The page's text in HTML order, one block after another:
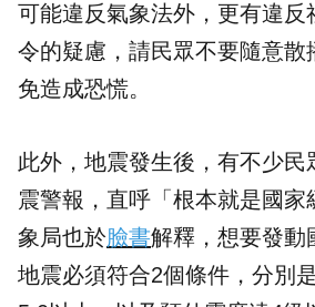
可能違反氣象法外，更有違反
令的疑慮，請民眾不要隨意散
免造成恐慌。
此外，地震發生後，有不少民
震警報，直呼「根本就是國家
象局也於臉書解釋，想要發動
地震必須符合2個條件，分別